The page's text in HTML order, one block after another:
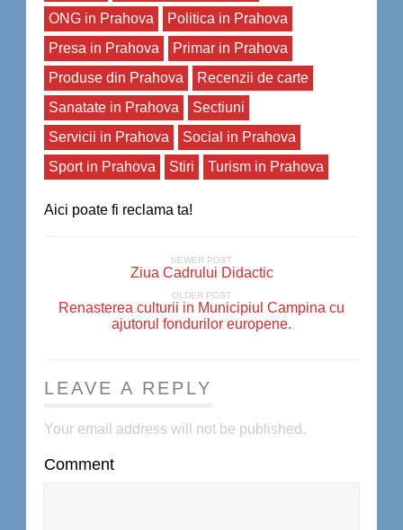
ONG in Prahova
Politica in Prahova
Presa in Prahova
Primar in Prahova
Produse din Prahova
Recenzii de carte
Sanatate in Prahova
Sectiuni
Servicii in Prahova
Social in Prahova
Sport in Prahova
Stiri Turism in Prahova
Aici poate fi reclama ta!
NEWER POST
Ziua Cadrului Didactic
OLDER POST
Renasterea culturii in Municipiul Campina cu
ajutorul fondurilor europene.
LEAVE A REPLY
Your email address will not be published.
Comment